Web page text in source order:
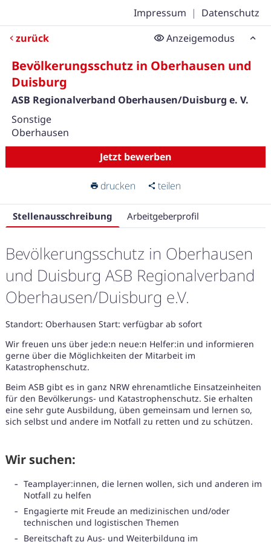
Impressum | Datenschutz
zurück
Anzeigemodus
Bevölkerungsschutz in Oberhausen und
Duisburg
ASB Regionalverband Oberhausen/Duisburg e. V.
Sonstige
Oberhausen
Jetzt bewerben
drucken teilen
Stellenausschreibung Arbeitgeberprofil
Bevölkerungsschutz in Oberhausen
und Duisburg ASB Regionalverband
Oberhausen/Duisburg e.V.
Standort: Oberhausen Start: verfügbar ab sofort
Wir freuen uns über jede:n neue:n Helfer:in und informieren
gerne über die Möglichkeiten der Mitarbeit im
Katastrophenschutz.
Beim ASB gibt es in ganz NRW ehrenamtliche Einsatzeinheiten
für den Bevölkerungs- und Katastrophenschutz. Sie erhalten
eine sehr gute Ausbildung, üben gemeinsam und lernen so,
sich selbst und andere im Notfall zu retten und zu schützen.
Wir suchen:
Teamplayer:innen, die lernen wollen, sich und anderen im
Notfall zu helfen
Engagierte mit Freude an medizinischen und/oder
technischen und logistischen Themen
Bereitschaft zu Aus- und Weiterbildung im
Karte anzeigen